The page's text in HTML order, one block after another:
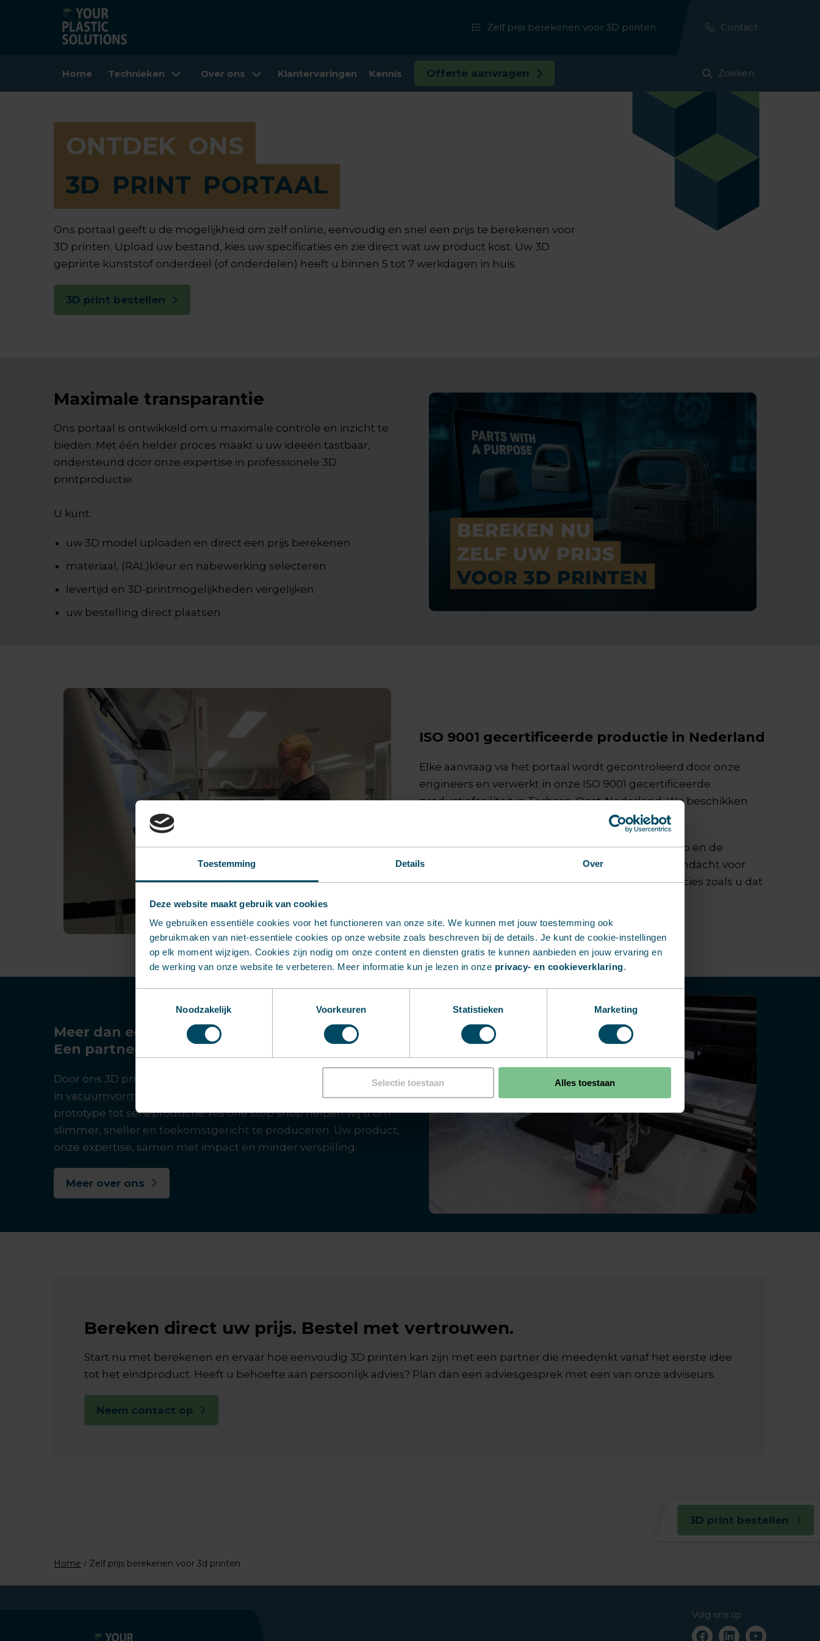
Toestemming Details Over
Deze website maakt gebruik van cookies
We gebruiken essentiële cookies voor het functioneren van onze site. We kunnen met jouw toestemming ook
gebruikmaken van niet-essentiele cookies op onze website zoals beschreven bij de details. Je kunt de cookie-instellingen
op elk moment wijzigen. Cookies zijn nodig om onze content en diensten gratis te kunnen aanbieden en jouw ervaring en
de werking van onze website te verbeteren. Meer informatie kun je lezen in onze privacy- en cookieverklaring.
Noodzakelijk
Voorkeuren Statistieken Marketing
Selectie toestaan Alles toestaan
Zelf prijs berekenen voor 3D printen Contact
Home Technieken Over ons Klantervaringen Kennis Offerte aanvragen Zoeken
ONTDEK ONS
3D PRINT PORTAAL
Ons portaal geeft u de mogelijkheid om zelf online, eenvoudig en snel een prijs te berekenen voor
3D printen. Upload uw bestand, kies uw specificaties en zie direct wat uw product kost. Uw 3D
geprinte kunststof onderdeel (of onderdelen) heeft u binnen 5 tot 7 werkdagen in huis.
3D print bestellen
Maximale transparantie
Ons portaal is ontwikkeld om u maximale controle en inzicht te
bieden. Met één helder proces maakt u uw ideeën tastbaar,
ondersteund door onze expertise in professionele 3D
printproductie.
U kunt:
uw 3D model uploaden en direct een prijs berekenen
materiaal, (RAL)kleur en nabewerking selecteren
levertijd en 3D-printmogelijkheden vergelijken
uw bestelling direct plaatsen
ISO 9001 gecertificeerde productie in Nederland
Elke aanvraag via het portaal wordt gecontroleerd door onze
engineers en verwerkt in onze ISO 9001 gecertificeerde
productiefaciliteit in Terborg, Oost-Nederland. We beschikken
over een eigen printfarm met flinke capaciteit.
Dat betekent korte lijnen, betrokken vakmanschap en de
zekerheid dat uw product wordt gemaakt met aandacht voor
kwaliteit, betrouwbaarheid en duurzaamheid. Precies zoals u dat
Meer dan een portaal.
Een partner in kunststof innovatie.
Door ons 3D print portaal te combineren met onze kennis
in vacuümvormen
, begeleiden wij u naadloos van
prototype tot serieproductie. Als one stop shop helpen wij u om
slimmer, sneller en toekomstgericht te produceren. Uw product,
onze expertise, samen met impact en minder verspilling.
Meer over ons
Bereken direct uw prijs. Bestel met vertrouwen.
Start nu met berekenen en ervaar hoe eenvoudig 3D printen kan zijn met een partner die meedenkt vanaf het eerste idee
tot het eindproduct. Heeft u behoefte aan persoonlijk advies? Plan dan een adviesgesprek met een van onze adviseurs.
Neem contact op
3D print bestellen
Home Zelf prijs berekenen voor 3d printen
Volg ons op